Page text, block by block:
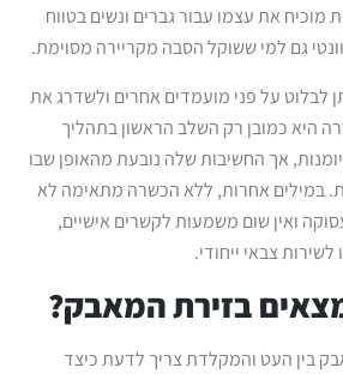
את עצמו עבור גברים ונשים בטווח
גם למי ששוקל הסבה מקריירה מסוימת.
לבלוט על פני מועמדים אחרים ולשדרג את
היא כמובן רק השלב הראשון בתהליך
אך החשיבות שלה נובעת מהאופן שבו
במילים אחרות, ללא הכשרה מתאימה לא
ואין שום משמעות לקשרים אישיים,
צבאי ייחודי.
בזירת המאבק?
בין העט והמקלדת צריך לדעת כיצד